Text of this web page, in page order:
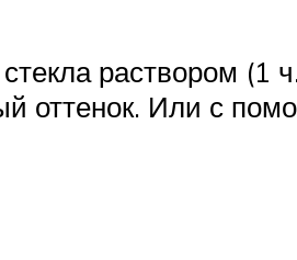
раствором (1
оттенок. Или с